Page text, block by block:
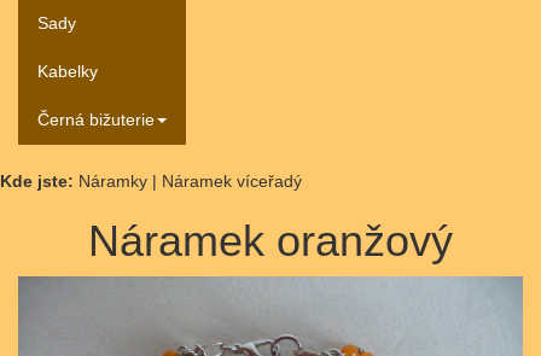
Sady
Kabelky
Černá bižuterie
Kde jste: Náramky | Náramek víceřadý
Náramek oranžový